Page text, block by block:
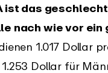
ist das
nach wie vor ein
1.017 Dollar
Dollar für